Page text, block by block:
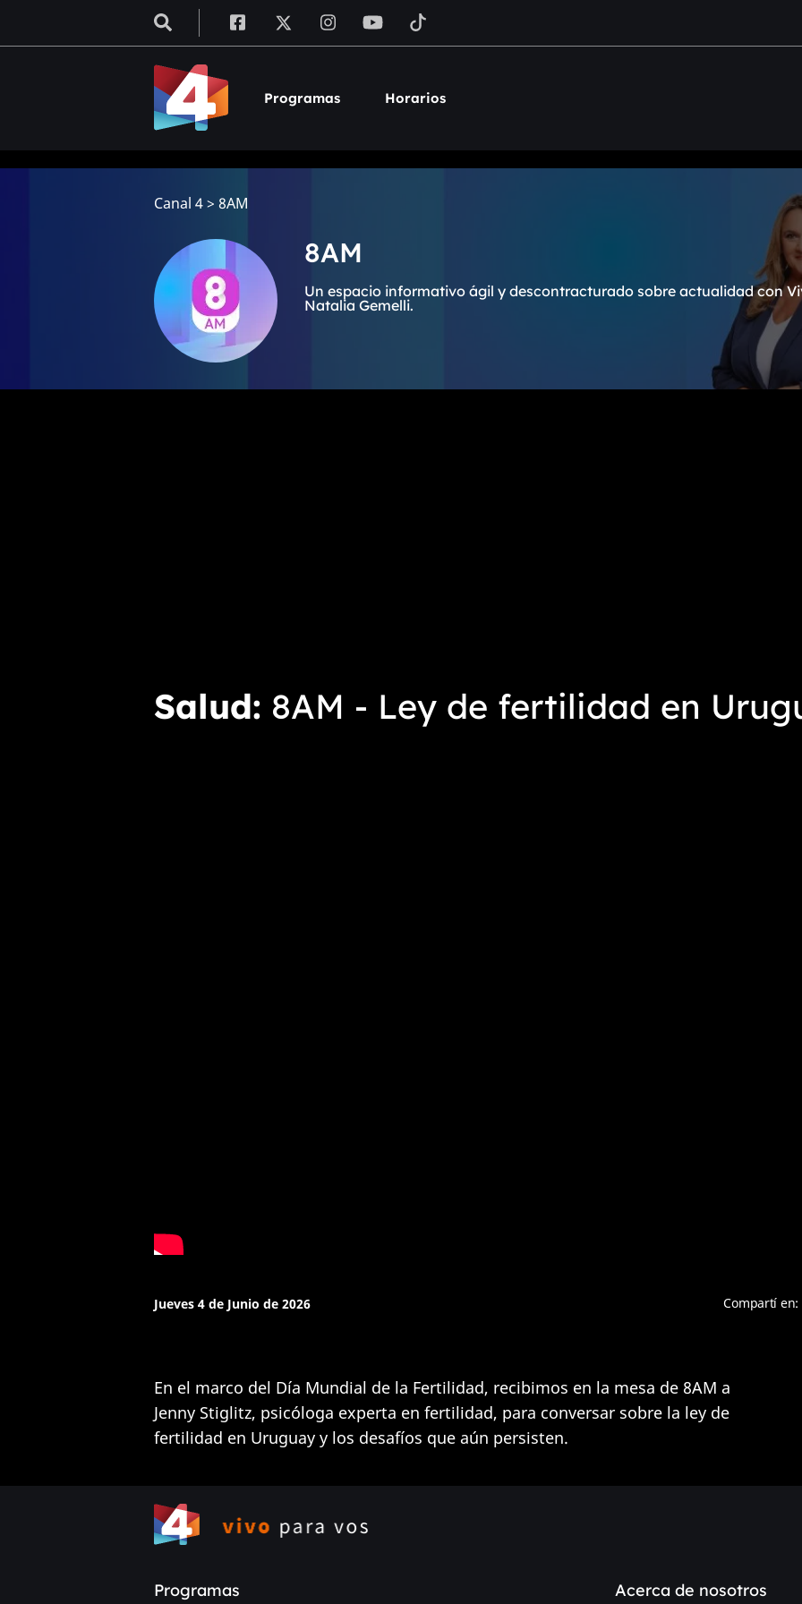
Programas Horarios
Canal 4> 8AM
8AM
Un espacio informativo ágil y descontracturado sobre actualidad con
Natalia Gemelli.
Salud 8AM - Ley de fertilidad en
Jueves 4 de Junio de 2026 Compartí en:
En el marco del Día Mundial de la Fertilidad, recibimos en la mesa de 8AM a
Jenny Stiglitz, psicóloga experta en fertilidad, para conversar sobre la ley de
fertilidad en Uruguay y los desafíos que aún persisten.
Programas Acerca de nosotros